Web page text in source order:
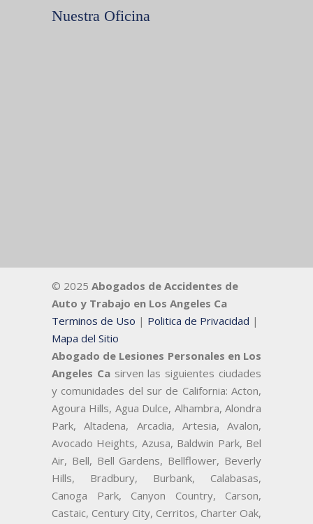
Nuestra Oficina
© 2025 Abogados de Accidentes de
Auto y Trabajo en Los Angeles Ca
Terminos de Uso | Politica de Privacidad |
Mapa del Sitio
Abogado de Lesiones Personales en Los
Angeles Casirven las siguientes ciudades
y comunidades del sur de California: Acton,
Agoura Hills, Agua Dulce, Alhambra, Alondra
Park, Altadena, Arcadia, Artesia, Avalon,
Avocado Heights, Azusa, Baldwin Park, Bel
Air, Bell, Bell Gardens, Bellflower, Beverly
Hills, Bradbury, Burbank, Calabasas,
Canoga Park, Canyon Country, Carson,
Castaic, Century City, Cerritos, Charter Oak,